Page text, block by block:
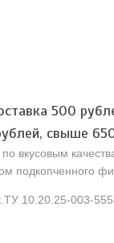
500
свыше
вкусовым
подкопченного
10.20.25-003-